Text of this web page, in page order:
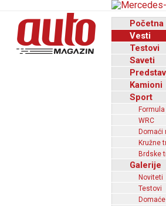
Početna
Vesti
Testovi
Saveti
Kamioni
Sport
Formula
WRC
Domaći
Kružne
Brdske
Galerije
Noviteti
Testovi